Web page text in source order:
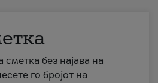
сметка без најава на
го бројот на